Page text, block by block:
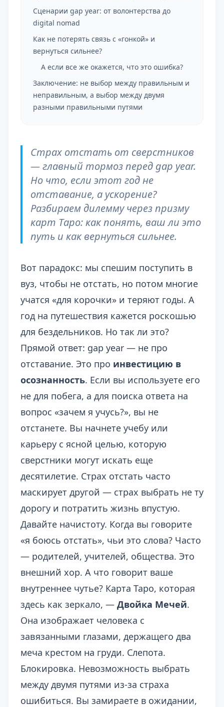
Сценарии gap year: от волонтерства до
digital nomad
Как не потерять связь с «гонкой» и
вернуться сильнее?
А если все же окажется, что это ошибка?
Заключение: не выбор между правильным и
неправильным, а выбор между двумя
разными правильными путями
Страх отстать от сверстников
— главный тормоз перед gap year.
Но что, если этот год не
отставание, а ускорение?
Разбираем дилемму через призму
карт Таро: как понять, ваш ли это
путь и как вернуться сильнее.
Вот парадокс: мы спешим поступить в
вуз, чтобы не отстать, но потом многие
учатся «для корочки» и теряют годы. А
год на путешествия кажется роскошью
для бездельников. Но так ли это?
Прямой ответ: gap year — не про
отставание. Это про инвестицию в
осознанность. Если вы используете его
не для побега, а для поиска ответа на
вопрос «зачем я учусь?», вы не
отстанете. Вы начнете учебу или
карьеру с ясной целью, которую
сверстники могут искать еще
десятилетие. Страх отстать часто
маскирует другой — страх выбрать не ту
дорогу и потратить жизнь впустую.
Давайте начистоту. Когда вы говорите
«я боюсь отстать», чьи это слова? Часто
— родителей, учителей, общества. Это
внешний хор. А что говорит ваше
внутреннее чутье? Карта Таро, которая
здесь как зеркало, — Двойка Мечей.
Она изображает человека с
завязанными глазами, держащего два
меча крестом на груди. Слепота.
Блокировка. Невозможность выбрать
между двумя путями из-за страха
ошибиться. Вы замираете в ожидании,